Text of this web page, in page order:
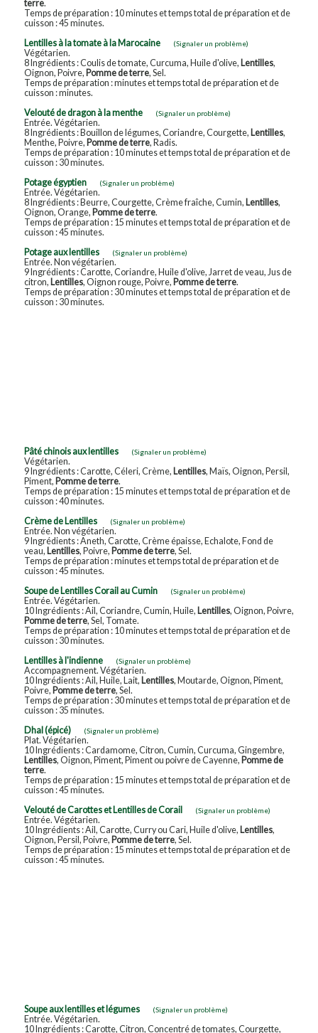
terre.
Temps de préparation : 10 minutes et temps total de préparation et de
cuisson : 45 minutes.
Lentilles à la tomate à la Marocaine
(Signaler un problème)
Végétarien.
8 Ingrédients : Coulis de tomate, Curcuma, Huile d'olive, Lentilles,
Oignon, Poivre, Pomme de terre, Sel.
Temps de préparation : minutes et temps total de préparation et de
cuisson : minutes.
Velouté de dragon à la menthe
(Signaler un problème)
Entrée. Végétarien.
8 Ingrédients : Bouillon de légumes, Coriandre, Courgette, Lentilles,
Menthe, Poivre, Pomme de terre, Radis.
Temps de préparation : 10 minutes et temps total de préparation et de
cuisson : 30 minutes.
Potage égyptien
(Signaler un problème)
Entrée. Végétarien.
8 Ingrédients : Beurre, Courgette, Crème fraîche, Cumin, Lentilles,
Oignon, Orange, Pomme de terre.
Temps de préparation : 15 minutes et temps total de préparation et de
cuisson : 45 minutes.
Potage aux lentilles
(Signaler un problème)
Entrée. Non végétarien.
9 Ingrédients : Carotte, Coriandre, Huile d'olive, Jarret de veau, Jus de
citron, Lentilles, Oignon rouge, Poivre, Pomme de terre.
Temps de préparation : 30 minutes et temps total de préparation et de
cuisson : 30 minutes.
Pâté chinois aux lentilles (Signaler un problème)
Végétarien.
9 Ingrédients : Carotte, Céleri, Crème, Lentilles, Maïs, Oignon, Persil,
Piment, Pomme de terre.
Temps de préparation : 15 minutes et temps total de préparation et de
cuisson : 40 minutes.
Crème de Lentilles
(Signaler un problème)
Entrée. Non végétarien.
9 Ingrédients : Aneth, Carotte, Crème épaisse, Echalote, Fond de
veau, Lentilles, Poivre, Pomme de terre, Sel.
Temps de préparation : minutes et temps total de préparation et de
cuisson : 45 minutes.
Soupe de Lentilles Corail au Cumin
(Signaler un problème)
Entrée. Végétarien.
10 Ingrédients : Ail, Coriandre, Cumin, Huile, Lentilles, Oignon, Poivre,
Pomme de terre, Sel, Tomate.
Temps de préparation : 10 minutes et temps total de préparation et de
cuisson : 30 minutes.
Lentilles à l'indienne
(Signaler un problème)
Accompagnement. Végétarien.
10 Ingrédients : Ail, Huile, Lait, Lentilles, Moutarde, Oignon, Piment,
Poivre, Pomme de terre, Sel.
Temps de préparation : 30 minutes et temps total de préparation et de
cuisson : 35 minutes.
Dhal (épicé)
(Signaler un problème)
Plat. Végétarien.
10 Ingrédients : Cardamome, Citron, Cumin, Curcuma, Gingembre,
Lentilles, Oignon, Piment, Piment ou poivre de Cayenne, Pomme de
terre.
Temps de préparation : 15 minutes et temps total de préparation et de
cuisson : 45 minutes.
Velouté de Carottes et Lentilles de Corail
(Signaler un problème)
Entrée. Végétarien.
10 Ingrédients : Ail, Carotte, Curry ou Cari, Huile d'olive, Lentilles,
Oignon, Persil, Poivre, Pomme de terre, Sel.
Temps de préparation : 15 minutes et temps total de préparation et de
cuisson : 45 minutes.
Soupe aux lentilles et légumes (Signaler un problème)
Entrée. Végétarien.
10 Ingrédients : Carotte, Citron, Concentré de tomates, Courgette,